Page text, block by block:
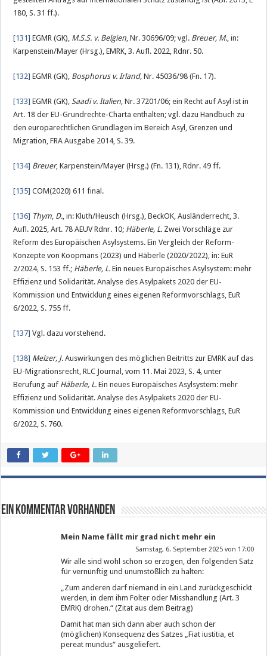
180, S. 31 ff.).
[131] EGMR (GK), M.S.S. v. Belgien, Nr. 30696/09; vgl. Breuer, M., in:
Karpenstein/Mayer (Hrsg.), EMRK, 3. Aufl. 2022, Rdnr. 50.
[132] EGMR (GK), Bosphorus v. Irland, Nr. 45036/98 (Fn. 17).
[133] EGMR (GK),Saadi v. Italien, Nr. 37201/06; ein Recht auf Asyl ist in
Art. 18 der EU-Grundrechte-Charta enthalten; vgl. dazu Handbuch zu
den europarechtlichen Grundlagen im Bereich Asyl, Grenzen und
Migration, FRA Ausgabe 2014, S. 39.
[134] Breuer, Karpenstein/Mayer (Hrsg.) (Fn. 131), Rdnr. 49 ff.
[135] COM(2020) 611 final.
[136] Thym, D., in: Kluth/Heusch (Hrsg.), BeckOK, Ausländerrecht, 3.
Aufl. 2025, Art. 78 AEUV Rdnr. 10; Häberle, L. Zwei Vorschläge zur
Reform des Europäischen Asylsystems. Ein Vergleich der Reform-
Konzepte von Koopmans (2023) und Häberle (2020/2022), in: EuR
2/2024, S. 153 ff.; Häberle, L.Ein neues Europäisches Asylsystem: mehr
Effizienz und Solidarität. Analyse des Asylpakets 2020 der EU-
Kommission und Entwicklung eines eigenen Reformvorschlags, EuR
6/2022, S. 755 ff.
[137] Vgl. dazu vorstehend.
[138] Melzer, J.Auswirkungen des möglichen Beitritts zur EMRK auf das
EU-Migrationsrecht, RLC Journal, vom 11. Mai 2023, S. 4, unter
Berufung auf Häberle, L.Ein neues Europäisches Asylsystem: mehr
Effizienz und Solidarität. Analyse des Asylpakets 2020 der EU-
Kommission und Entwicklung eines eigenen Reformvorschlags, EuR
6/2022, S. 760.
Ein Kommentar vorhanden
Mein Name fällt mir grad nicht mehr ein
Samstag, 6. September 2025 von 17:00
Wir alle sind wohl schon so erzogen, den folgenden Satz
für vernünftig und unumstößlich zu halten:
„Zum anderen darf niemand in ein Land zurückgeschickt
werden, in dem ihm Folter oder Misshandlung (Art. 3
EMRK) drohen.“ (Zitat aus dem Beitrag)
Damit hat man sich dann aber auch schon der
(möglichen) Konsequenz des Satzes „Fiat iustitia, et
pereat mundus“ ausgeliefert.